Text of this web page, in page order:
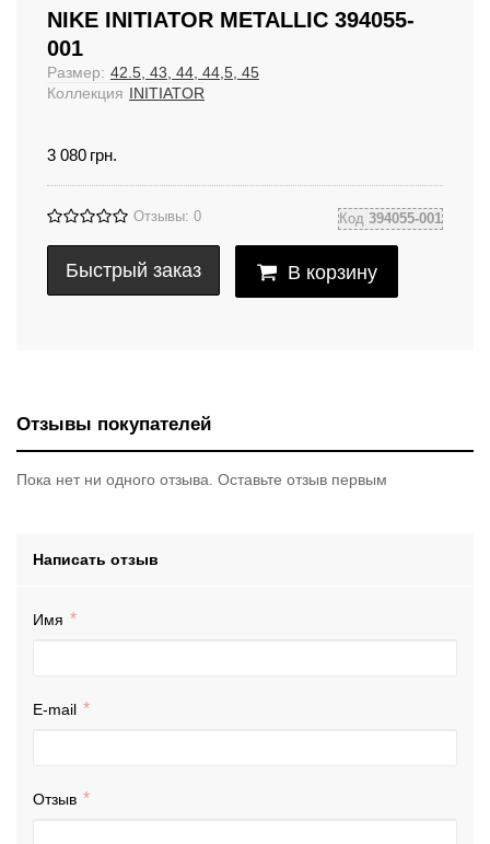
NIKE INITIATOR METALLIC 394055-
001
Размер: 42.5, 43, 44, 44,5, 45
Коллекция INITIATOR
3 080 грн.
Отзывы: 0 Код 394055-001
Быстрый заказ В корзину
Отзывы покупателей
Пока нет ни одного отзыва. Оставьте отзыв первым
Написать отзыв
Имя
E-mail
Отзыв